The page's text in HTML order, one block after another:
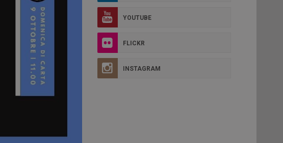
YOUTUBE
FLICKR
INSTAGRAM